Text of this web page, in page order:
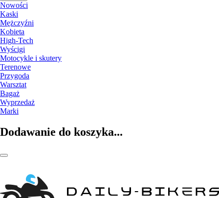
Nowości
Kaski
Mężczyźni
Kobieta
High-Tech
Wyścigi
Motocykle i skutery
Terenowe
Przygoda
Warsztat
Bagaż
Wyprzedaż
Marki
Dodawanie do koszyka...